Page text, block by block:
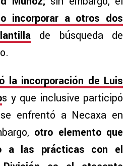
incorporar a otros dos
de búsqueda de
la incorporación de Luis
s y que inclusive participó
enfrentó a Necaxa en
otro elemento que
a las prácticas con el